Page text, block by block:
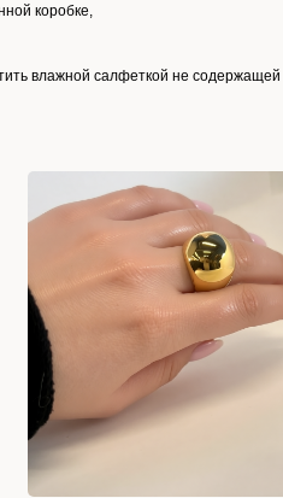
коробке,
влажной салфеткой не содержащей